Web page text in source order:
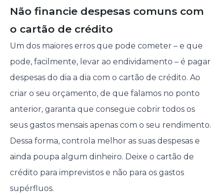
Não financie despesas comuns com
o cartão de crédito
Um dos maiores erros que pode cometer – e que
pode, facilmente, levar ao endividamento – é pagar
despesas do dia a dia com o cartão de crédito. Ao
criar o seu orçamento, de que falamos no ponto
anterior, garanta que consegue cobrir todos os
seus gastos mensais apenas com o seu rendimento.
Dessa forma, controla melhor as suas despesas e
ainda poupa algum dinheiro. Deixe o cartão de
crédito para imprevistos e não para os gastos
supérfluos.